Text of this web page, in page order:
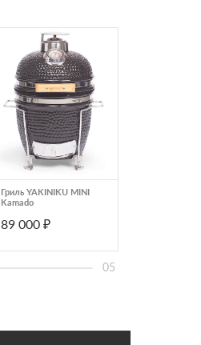
Гриль YAKINIKU MINI
Kamado
89 000 ₽
05